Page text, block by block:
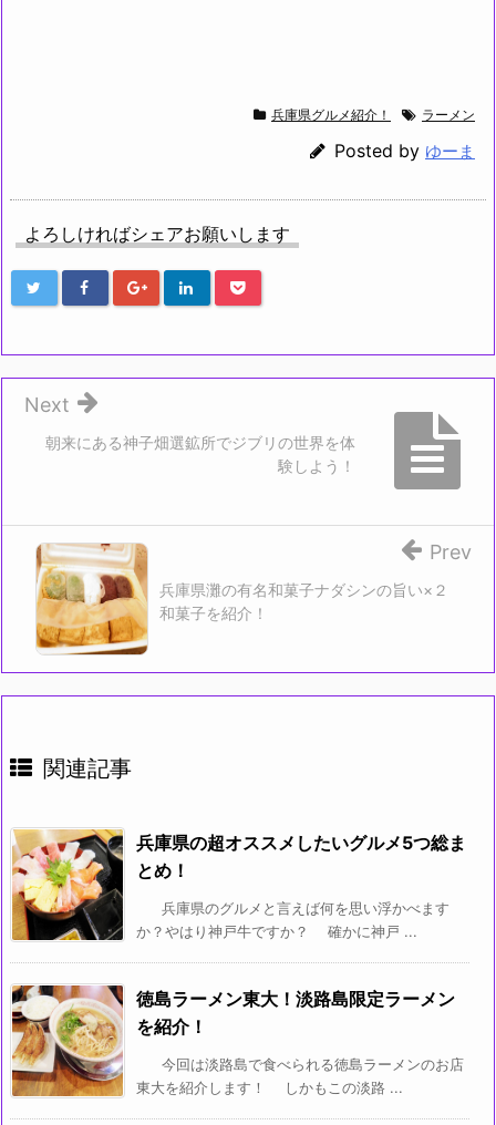
兵庫県グルメ紹介！ ラーメン
Posted by ゆーま
よろしければシェアお願いします
朝来にある神子畑選鉱所でジブリの世界を体
験しよう！
Next
兵庫県灘の有名和菓子ナダシンの旨い×２
和菓子を紹介！
Prev
関連記事
兵庫県の超オススメしたいグルメ5つ総ま
とめ！
兵庫県のグルメと言えば何を思い浮かべます
か？やはり神戸牛ですか？ 確かに神戸 ...
徳島ラーメン東大！淡路島限定ラーメン
を紹介！
今回は淡路島で食べられる徳島ラーメンのお店
東大を紹介します！ しかもこの淡路 ...